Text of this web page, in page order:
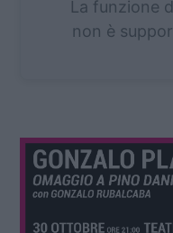
La funzione
non è